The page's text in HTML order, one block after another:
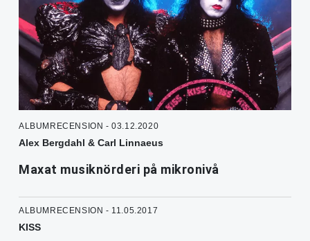
ALBUMRECENSION - 03.12.2020
Alex Bergdahl & Carl Linnaeus
Maxat musiknörderi på mikronivå
ALBUMRECENSION - 11.05.2017
KISS